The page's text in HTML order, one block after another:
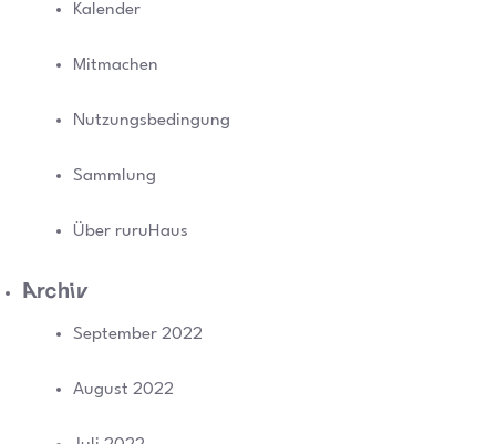
Kalender
Mitmachen
Nutzungsbedingung
Sammlung
Über ruruHaus
Archiv
September 2022
August 2022